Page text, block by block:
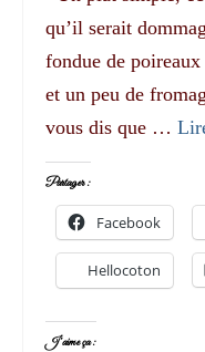
qu’il serait
fondue de
et un peu de
vous dis que …
Partager :
Facebook
Hellocoton
J’aime ça :